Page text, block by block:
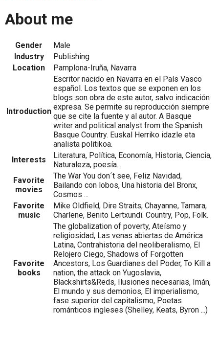
About me
Gender
Male
Industry
Publishing
Location
Pamplona-Iruña, Navarra
Introduction
Escritor nacido en Navarra en el País Vasco
español. Los textos que se exponen en los
blogs son obra de este autor, salvo indicación
expresa. Se permite su reproducción siempre
que se cite la fuente y al autor. A Basque
writer and political analyst from the Spanish
Basque Country. Euskal Herriko idazle eta
analista politikoa.
Interests
Literatura, Política, Economía, Historia, Ciencia,
Naturaleza, poesía...
Favorite
movies
The War You don´t see, Feliz Navidad,
Bailando con lobos, Una historia del Bronx,
Cosmos ...
Favorite
music
Mike Oldfield, Dire Straits, Chayanne, Tamara,
Charlene, Benito Lertxundi. Country, Pop, Folk.
Favorite
books
The globalization of poverty, Ateísmo y
religiosidad, Las venas abiertas de América
Latina, Contrahistoria del neoliberalismo, El
Relojero Ciego, Shadows of Forgotten
Ancestors, Los Guardianes del Poder, To Kill a
nation, the attack on Yugoslavia,
Blackshirts&Reds, Ilusiones necesarias, Imán,
El mundo y sus demonios, El imperialismo,
fase superior del capitalismo, Poetas
románticos ingleses (Shelley, Keats, Byron ...)